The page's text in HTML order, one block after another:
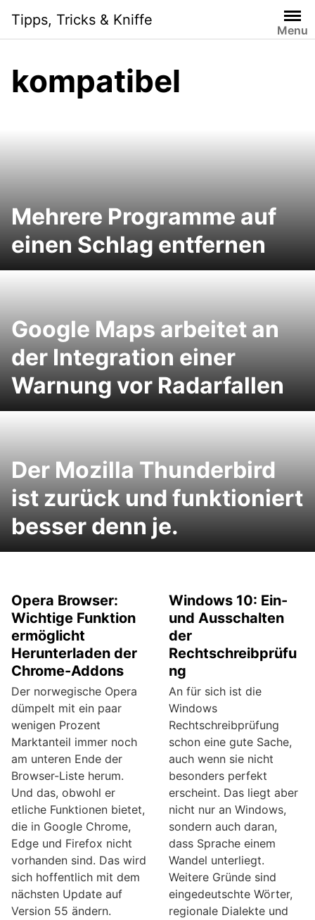
i
Tipps, Tricks & Kniffe
Menu
kompatibel
Mehrere Programme auf
einen Schlag entfernen
Google Maps arbeitet an
der Integration einer
Warnung vor Radarfallen
Der Mozilla Thunderbird
ist zurück und funktioniert
besser denn je.
Opera Browser:
Wichtige Funktion
ermöglicht
Herunterladen der
Chrome-Addons
Der norwegische Opera
dümpelt mit ein paar
wenigen Prozent
Marktanteil immer noch
am unteren Ende der
Browser-Liste herum.
Und das, obwohl er
etliche Funktionen bietet,
die in Google Chrome,
Edge und Firefox nicht
vorhanden sind. Das wird
sich hoffentlich mit dem
nächsten Update auf
Version 55 ändern.
Windows 10: Ein-
und Ausschalten
der
Rechtschreibprüfu
ng
An für sich ist die
Windows
Rechtschreibprüfung
schon eine gute Sache,
auch wenn sie nicht
besonders perfekt
erscheint. Das liegt aber
nicht nur an Windows,
sondern auch daran,
dass Sprache einem
Wandel unterliegt.
Weitere Gründe sind
eingedeutschte Wörter,
regionale Dialekte und